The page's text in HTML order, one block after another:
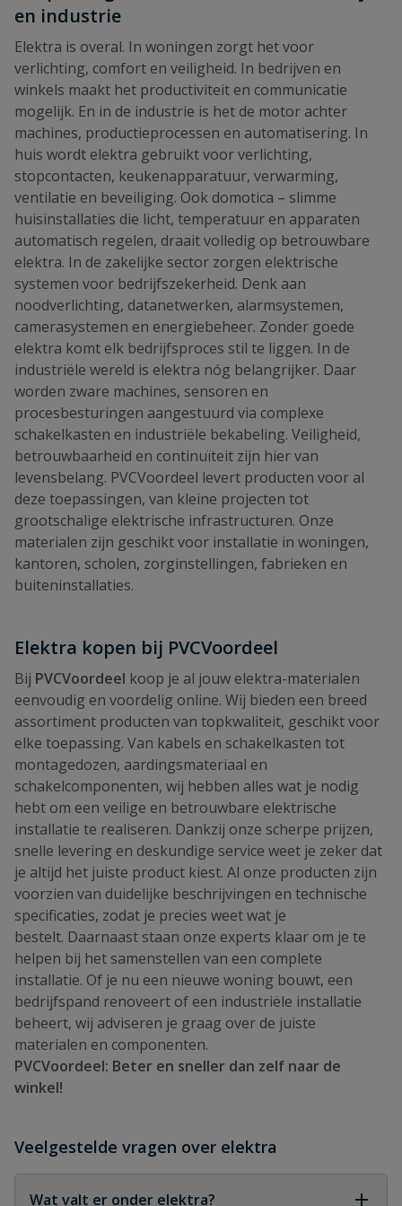
en industrie
Elektra is overal. In woningen zorgt het voor
verlichting, comfort en veiligheid. In bedrijven en
winkels maakt het productiviteit en communicatie
mogelijk. En in de industrie is het de motor achter
machines, productieprocessen en automatisering. In
huis wordt elektra gebruikt voor verlichting,
stopcontacten, keukenapparatuur, verwarming,
ventilatie en beveiliging. Ook domotica – slimme
huisinstallaties die licht, temperatuur en apparaten
automatisch regelen, draait volledig op betrouwbare
elektra. In de zakelijke sector zorgen elektrische
systemen voor bedrijfszekerheid. Denk aan
noodverlichting, datanetwerken, alarmsystemen,
camerasystemen en energiebeheer. Zonder goede
elektra komt elk bedrijfsproces stil te liggen. In de
industriële wereld is elektra nóg belangrijker. Daar
worden zware machines, sensoren en
procesbesturingen aangestuurd via complexe
schakelkasten en industriële bekabeling. Veiligheid,
betrouwbaarheid en continuïteit zijn hier van
levensbelang. PVCVoordeel levert producten voor al
deze toepassingen, van kleine projecten tot
grootschalige elektrische infrastructuren. Onze
materialen zijn geschikt voor installatie in woningen,
kantoren, scholen, zorginstellingen, fabrieken en
buiteninstallaties.
Elektra kopen bij PVCVoordeel
Bij PVCVoordeel koop je al jouw elektra-materialen
eenvoudig en voordelig online. Wij bieden een breed
assortiment producten van topkwaliteit, geschikt voor
elke toepassing. Van kabels en schakelkasten tot
montagedozen, aardingsmateriaal en
schakelcomponenten, wij hebben alles wat je nodig
hebt om een veilige en betrouwbare elektrische
installatie te realiseren. Dankzij onze scherpe prijzen,
snelle levering en deskundige service weet je zeker dat
je altijd het juiste product kiest. Al onze producten zijn
voorzien van duidelijke beschrijvingen en technische
specificaties, zodat je precies weet wat je
bestelt. Daarnaast staan onze experts klaar om je te
helpen bij het samenstellen van een complete
installatie. Of je nu een nieuwe woning bouwt, een
bedrijfspand renoveert of een industriële installatie
beheert, wij adviseren je graag over de juiste
materialen en componenten.
PVCVoordeel: Beter en sneller dan zelf naar de
winkel!
Veelgestelde vragen over elektra
Wat valt er onder elektra?